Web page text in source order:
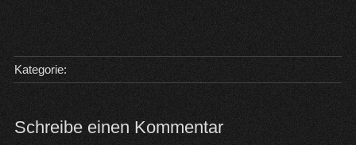
Kategorie:
Schreibe einen Kommentar